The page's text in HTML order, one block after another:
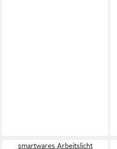
smartwares Arbeitslicht